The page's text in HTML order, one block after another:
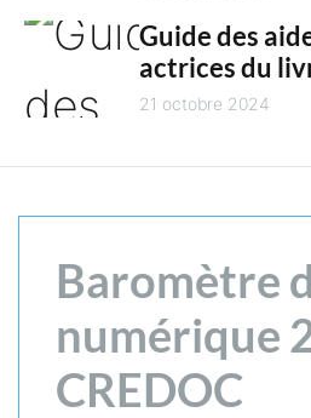
Guide des
actrices du
21 octobre 2024
Baromètre
numérique
CREDOC